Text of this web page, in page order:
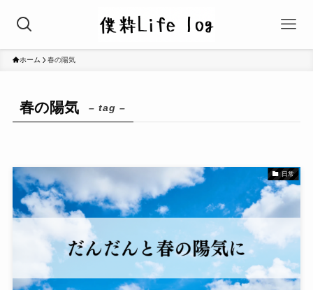
ホーム 春の陽気
春の陽気 – tag –
日常